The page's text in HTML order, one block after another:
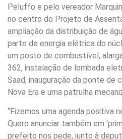
Peluffo e pelo vereador
no centro do Projeto de
ampliação da distribuição de
parte de energia elétrica do
um posto de combustível,
362, instalação de lombada
Saad, inauguração da ponte
Nova Era e uma patrulha
“Fizemos uma agenda positiva
Quero anunciar também em
prefeito nos pede, junto à